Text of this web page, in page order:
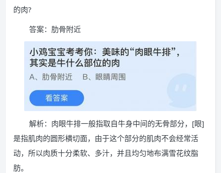
的肉?
答案：肋骨附近
解析：肉眼牛排一般指取自牛身中间的无骨部分，[眼]
是指肌肉的圆形横切面，由于这个部分的肌肉不会经常活
动，所以肉质十分柔软、多汁，并且均匀地布满雪花纹脂
肪。